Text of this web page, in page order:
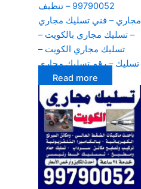
99790052 – تنظيف
مجاري – فني تسليك مجاري
– تسليك مجاري بالكويت –
تسليك مجاري الكويت –
تسليك – رقم تسليك مجاري
Read more